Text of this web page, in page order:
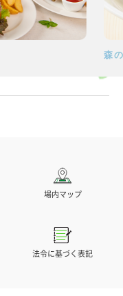
森
場内マップ
法令に基づく表記